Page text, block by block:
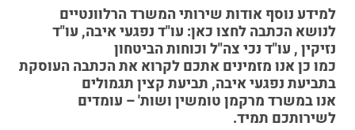
למידע נוסף אודות שירותי המשרד הרלוונטיים
לנושא הכתבה לחצו כאן: עו"ד נפגעי איבה, עו"ד
נזיקין, עו"ד נכי צה"ל וכוחות הביטחון
כמו כן אנו מזמינים אתכם לקרוא את הכתבה העוסקת
בתביעת נפגעי איבה, תביעת קצין תגמולים
אנו במשרד מרקמן טומשין ושות' – עומדים
לשירותכם תמיד.